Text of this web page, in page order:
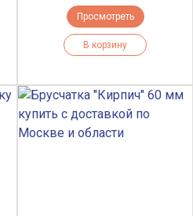
Просмотреть
В корзину